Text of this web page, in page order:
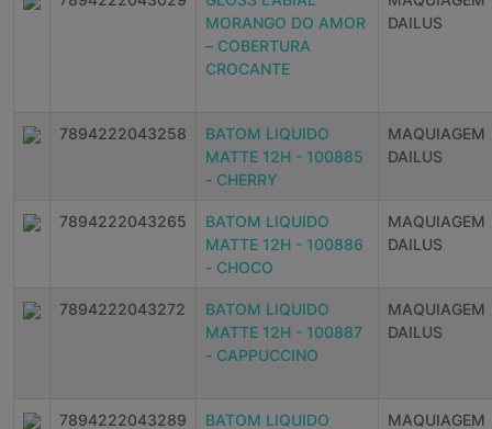
MORANGO DO AMOR
– COBERTURA
CROCANTE
DAILUS
7894222043258
BATOM LIQUIDO
MATTE 12H - 100885
- CHERRY
MAQUIAGEM
DAILUS
7894222043265
BATOM LIQUIDO
MATTE 12H - 100886
- CHOCO
MAQUIAGEM
DAILUS
7894222043272
BATOM LIQUIDO
MATTE 12H - 100887
- CAPPUCCINO
MAQUIAGEM
DAILUS
7894222043289
BATOM LIQUIDO
MAQUIAGEM